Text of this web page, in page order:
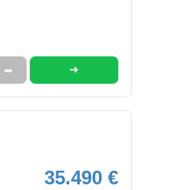
➦ ➜
35.490 €